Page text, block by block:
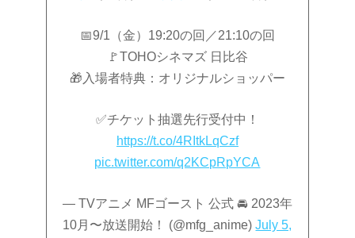
📅9/1（金）19:20の回／21:10の回
🚩TOHOシネマズ 日比谷
🎁入場者特典：オリジナルショッパー
✅チケット抽選先行受付中！
https://t.co/4RItkLqCzf
pic.twitter.com/q2KCpRpYCA
— TVアニメ MFゴースト 公式 🚘 2023年
10月〜放送開始！ (@mfg_anime)July 5,